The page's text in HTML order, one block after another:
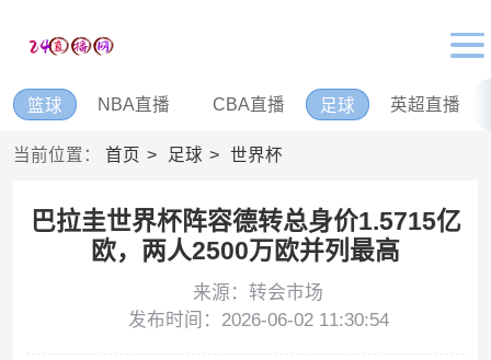
篮球 NBA直播 CBA直播 足球 英超直播
当前位置： 首页 足球 世界杯
巴拉圭世界杯阵容德转总身价1.5715亿
欧，两人2500万欧并列最高
来源：转会市场
发布时间：2026-06-02 11:30:54